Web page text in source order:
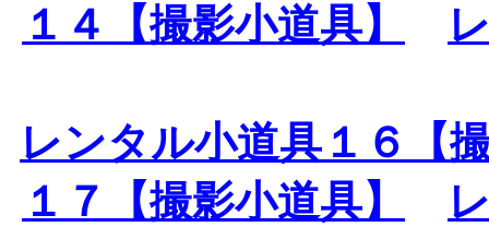
１４【撮影小道具】
レンタル小道具１６【
１７【撮影小道具】